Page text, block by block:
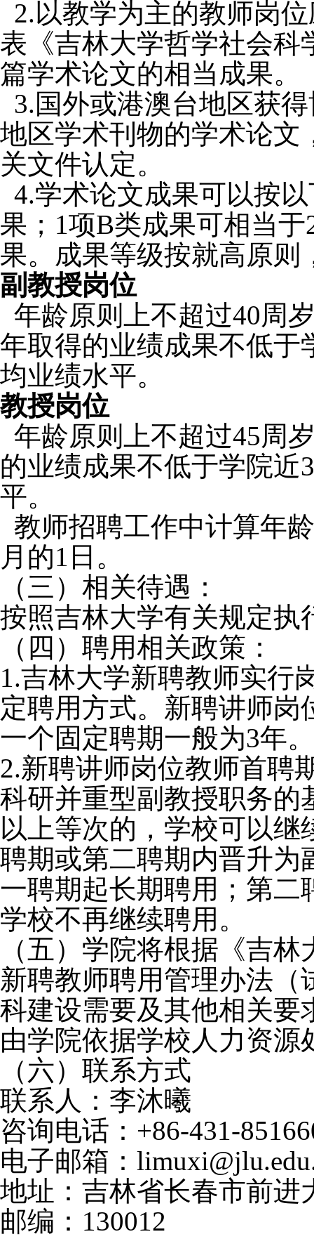
2.以教学为主的教师岗
表《吉林大学哲学社会科
篇学术论文的相当成果。
3.国外或港澳台地区获
地区学术刊物的学术论文
关文件认定。
4.学术论文成果可以按
果； 1项B类成果可相当于
果。成果等级按就高原则
副教授岗位
年龄原则上不超过40周
年取得的业绩成果不低于
均业绩水平。
教授岗位
年龄原则上不超过45周
的业绩成果不低于学院近3
平。
教师招聘工作中计算年
月的1日。
（三）相关待遇：
按照吉林大学有关规定执
（四）聘用相关政策：
1.吉林大学新聘教师实行
定聘用方式。新聘讲师
一个固定聘期一般为3年。
2.新聘讲师岗位教师首聘
科研并重型副教授职务的
以上等次的，学校可以
聘期或第二聘期内晋升为
一聘期起长期聘用；第二
学校不再继续聘用。
（五）学院将根据《吉
新聘教师聘用管理办法
科建设需要及其他相关要
由学院依据学校人力资
（六）联系方式
联系人：李沐曦
咨询电话： +86-431-
电子邮箱：
地址：吉林省长春市前进
邮编：130012